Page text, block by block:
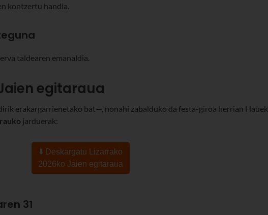
kontzertu handia.
taldearen emanaldia.
egitaraua
erakargarrienetako bat—, nonahi zabalduko da festa-giroa herrian Hauek
jarduerak:
⬇️ Deskargatu Lizarrako
2026ko Jaien egitaraua
31